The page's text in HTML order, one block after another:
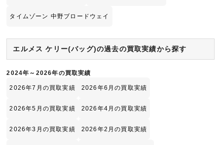
タイムゾーン 中野ブロードウェイ
エルメス ケリー(バッグ)の過去の買取実績から探す
2024年～2026年の買取実績
2026年7月の買取実績 2026年6月の買取実績
2026年5月の買取実績 2026年4月の買取実績
2026年3月の買取実績 2026年2月の買取実績